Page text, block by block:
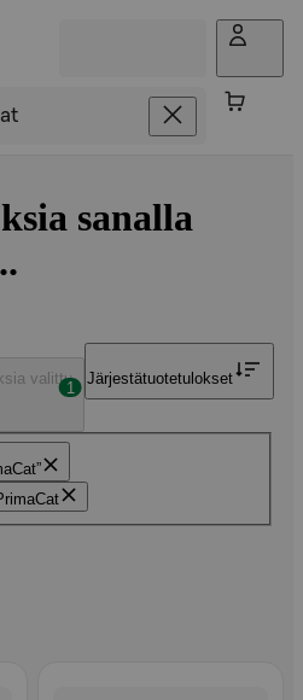
sanalla
valittu
1
Järjestätuotetulokset